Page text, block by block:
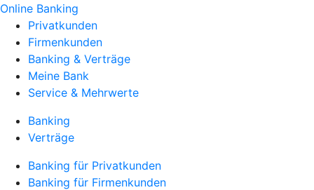
Online Banking
Privatkunden
Firmenkunden
Banking & Verträge
Meine Bank
Service & Mehrwerte
Banking
Verträge
Banking für Privatkunden
Banking für Firmenkunden